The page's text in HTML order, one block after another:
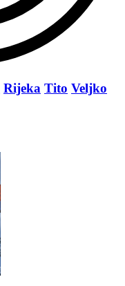
Rijeka Tito Veljko